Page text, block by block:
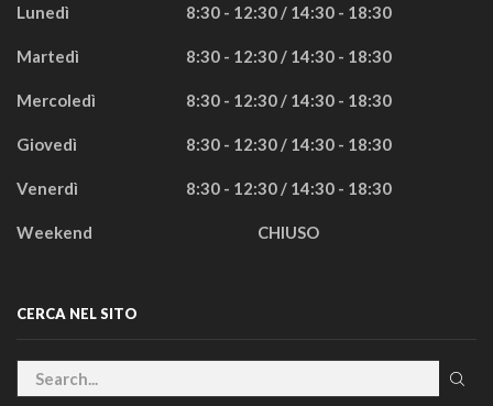
Lunedì 8:30 - 12:30 / 14:30 - 18:30
Martedì 8:30 - 12:30 / 14:30 - 18:30
Mercoledì 8:30 - 12:30 / 14:30 - 18:30
Giovedì 8:30 - 12:30 / 14:30 - 18:30
Venerdì 8:30 - 12:30 / 14:30 - 18:30
Weekend CHIUSO
CERCA NEL SITO